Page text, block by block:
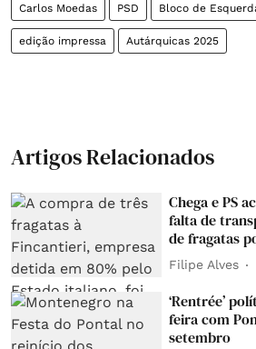
Carlos Moedas PSD Bloco de
edição impressa Autárquicas 2025
Artigos Relacionados
Chega e PS
falta de
de fragatas
Filipe Alves
‘Rentrée’
feira com
setembro